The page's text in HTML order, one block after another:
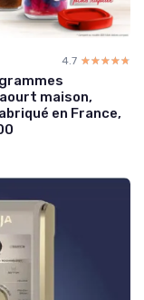
4.7 ☆☆☆☆☆
★★★★★
maison,
en France,